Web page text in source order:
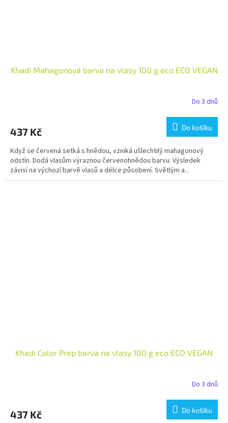
Khadi Mahagonová barva na vlasy 100 g eco ECO VEGAN
Do 3 dnů
437 Kč Do košíku
Když se červená setká s hnědou, vzniká ušlechtilý mahagonový
odstín. Dodá vlasům výraznou červenohnědou barvu. Výsledek
závisí na výchozí barvě vlasů a délce působení. Světlým a...
Khadi Color Prep barva na vlasy 100 g eco ECO VEGAN
Do 3 dnů
437 Kč Do košíku